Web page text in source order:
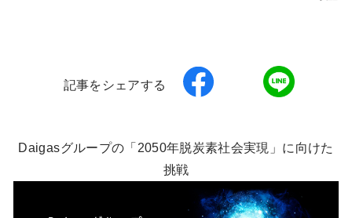
記事をシェアする
Daigasグループの「2050年脱炭素社会実現」に向けた
挑戦